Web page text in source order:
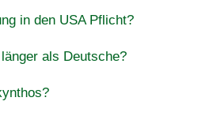
in den USA Pflicht?
als Deutsche?